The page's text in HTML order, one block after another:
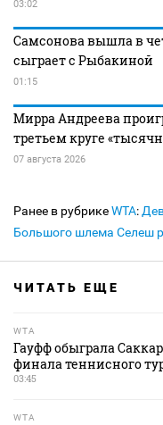
03:02
Самсонова вышла в
сыграет с Рыбакиной
01:15
Мирра Андреева
третьем круге
07 августа 2026
Ранее в рубрикеWTA:
Большого шлема Селеш
ЧИТАТЬ ЕЩЕ
WTA
Гауфф обыграла
финала теннисного
03:45
WTA